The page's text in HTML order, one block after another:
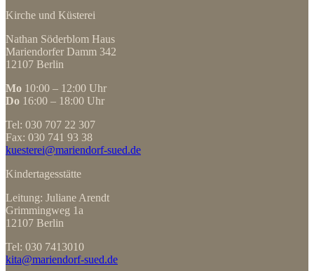
Kirche und Küsterei
Nathan Söderblom Haus
Mariendorfer Damm 342
12107 Berlin
Mo 10:00 – 12:00 Uhr
Do 16:00 – 18:00 Uhr
Tel: 030 707 22 307
Fax: 030 741 93 38
kuesterei@mariendorf-sued.de
Kindertagesstätte
Leitung: Juliane Arendt
Grimmingweg 1a
12107 Berlin
Tel: 030 7413010
kita@mariendorf-sued.de